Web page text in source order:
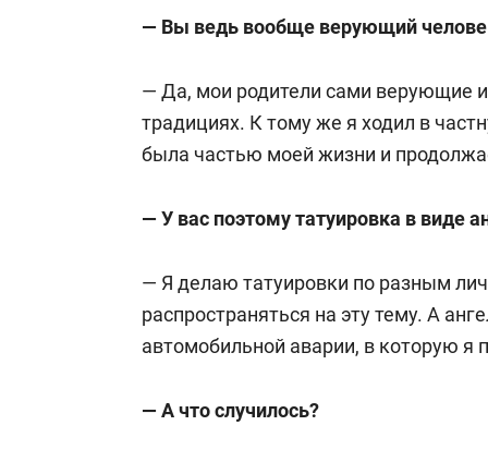
— Вы ведь вообще верующий
— Да, мои родители сами верующие
традициях. К тому же я ходил в
была частью моей жизни и
— У вас поэтому татуировка в виде
— Я делаю татуировки по разным
распространяться на эту тему. А
автомобильной аварии, в которую я
— А что случилось?